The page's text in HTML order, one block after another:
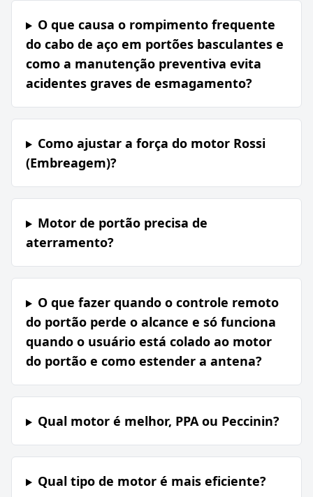
O que causa o rompimento frequente
do cabo de aço em portões basculantes e
como a manutenção preventiva evita
acidentes graves de esmagamento?
Como ajustar a força do motor Rossi
(Embreagem)?
Motor de portão precisa de
aterramento?
O que fazer quando o controle remoto
do portão perde o alcance e só funciona
quando o usuário está colado ao motor
do portão e como estender a antena?
Qual motor é melhor, PPA ou Peccinin?
Qual tipo de motor é mais eficiente?